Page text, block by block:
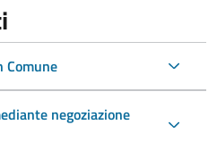
negoziazione